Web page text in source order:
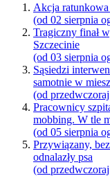
Akcja ratunkowa
(od 02 sierpnia
Tragiczny finał
Szczecinie
(od 03 sierpnia
Sąsiedzi
samotnie w
(od
Pracownicy
mobbing. W tle
(od 05 sierpnia
Przywiązany,
odnalazły psa
(od